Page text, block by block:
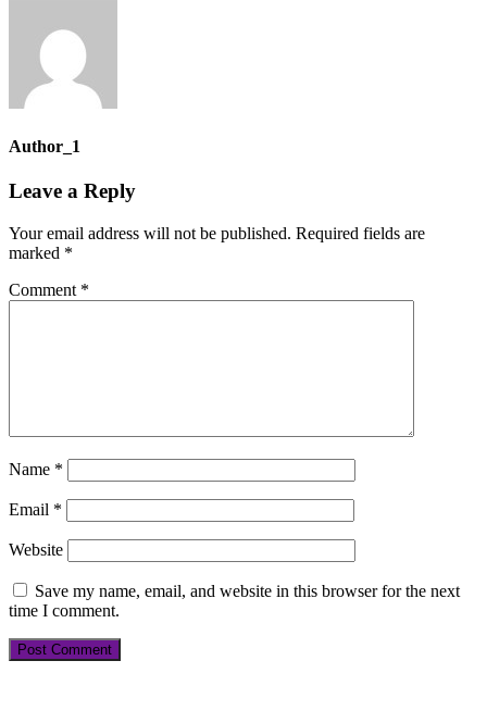
Author_1
Leave a Reply
Your email address will not be published. Required fields are
marked *
Comment *
Name *
Email *
Website
Save my name, email, and website in this browser for the next
time I comment.